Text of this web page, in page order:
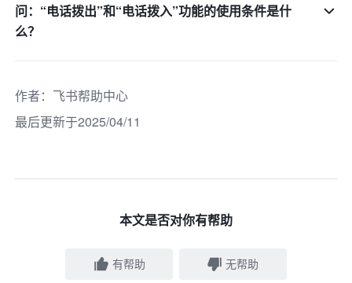
问：“电话拨出”和“电话拨入”功能的使用条件是什
么？
作者： 飞书帮助中心
最后更新于2025/04/11
本文是否对你有帮助
有帮助 无帮助